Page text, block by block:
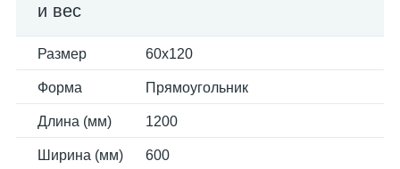
и вес
Размер 60x120
Форма Прямоугольник
Длина (мм) 1200
Ширина (мм) 600